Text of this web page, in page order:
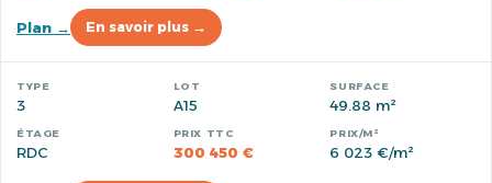
Plan → En savoir plus →
3 A15 49.88 m²
RDC 300 450 € 6 023 €/m²